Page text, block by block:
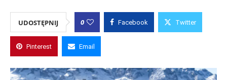
UDOSTĘPNIJ 0 Facebook Twitter
Pinterest Email